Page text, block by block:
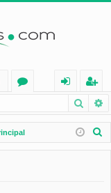
os
nt
ifi
eg
ist
ra